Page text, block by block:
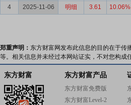
4
2025-11-06 明细 3.61 10.06%
郑重声明： 东方财富网发布此信息的目的在于传
等。相关信息并未经过本网站证实，不对您构成